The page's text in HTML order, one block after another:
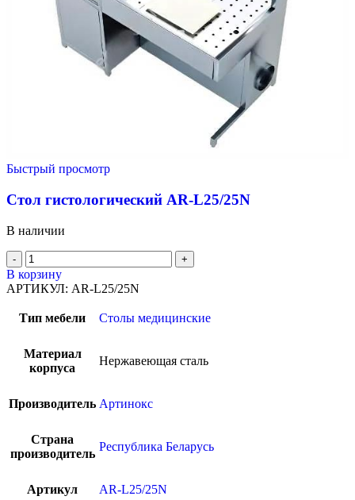
Быстрый просмотр
Стол гистологический AR-L25/25N
В наличии
В корзину
АРТИКУЛ: AR-L25/25N
Тип мебели Столы медицинские
Материал
корпуса
Нержавеющая сталь
Производитель Артинокс
Страна
производитель
Республика Беларусь
Артикул AR-L25/25N